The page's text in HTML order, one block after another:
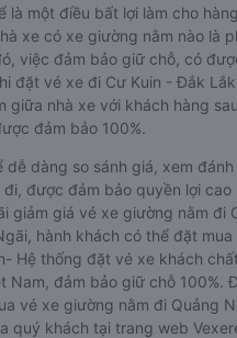
là một điều bất lợi làm cho
xe có xe giường nằm nào là
việc đảm bảo giữ chỗ, có
đặt vé xe đi Cư Kuin - Đắk
giữa nhà xe với khách hàng
đảm bảo 100%.
dễ dàng so sánh giá, xem
đi, được đảm bảo quyền lợi
giảm giá vé xe giường nằm đi
hành khách có thể đặt mua
Hệ thống đặt vé xe khách
Nam, đảm bảo giữ chỗ 100%.
vé xe giường nằm đi Quảng
quý khách tại trang web